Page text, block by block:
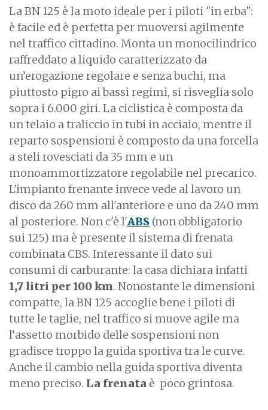
La BN 125 è la moto ideale per i piloti "in erba":
è facile ed è perfetta per muoversi agilmente
nel traffico cittadino. Monta un monocilindrico
raffreddato a liquido caratterizzato da
un’erogazione regolare e senza buchi, ma
piuttosto pigro ai bassi regimi, si risveglia solo
sopra i 6.000 giri. La ciclistica è composta da
un telaio a traliccio in tubi in acciaio, mentre il
reparto sospensioni è composto da una forcella
a steli rovesciati da 35 mm e un
monoammortizzatore regolabile nel precarico.
L'impianto frenante invece vede al lavoro un
disco da 260 mm all'anteriore e uno da 240 mm
al posteriore. Non c'è l'ABS (non obbligatorio
sui 125) ma è presente il sistema di frenata
combinata CBS. Interessante il dato sui
consumi di carburante: la casa dichiara infatti
1,7 litri per 100 km. Nonostante le dimensioni
compatte, la BN 125 accoglie bene i piloti di
tutte le taglie, nel traffico si muove agile ma
l’assetto morbido delle sospensioni non
gradisce troppo la guida sportiva tra le curve.
Anche il cambio nella guida sportiva diventa
meno preciso. La frenata è poco grintosa.